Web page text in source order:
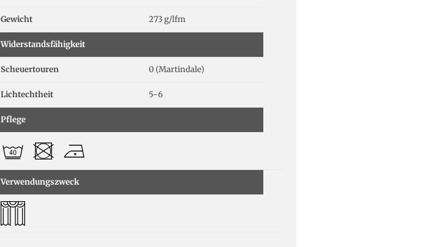
Gewicht 273 g/lfm
Widerstandsfähigkeit
Scheuertouren 0 (Martindale)
Lichtechtheit 5-6
Pflege
Verwendungszweck